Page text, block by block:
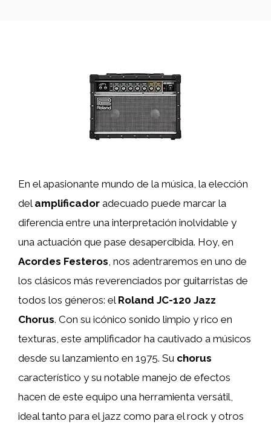
En el apasionante mundo de la música, la elección
del amplificador adecuado puede marcar la
diferencia entre una interpretación inolvidable y
una actuación que pase desapercibida. Hoy, en
Acordes Festeros, nos adentraremos en uno de
los clásicos más reverenciados por guitarristas de
todos los géneros: el Roland JC-120 Jazz
Chorus. Con su icónico sonido limpio y rico en
texturas, este amplificador ha cautivado a músicos
desde su lanzamiento en 1975. Su chorus
característico y su notable manejo de efectos
hacen de este equipo una herramienta versátil,
ideal tanto para el jazz como para el rock y otros